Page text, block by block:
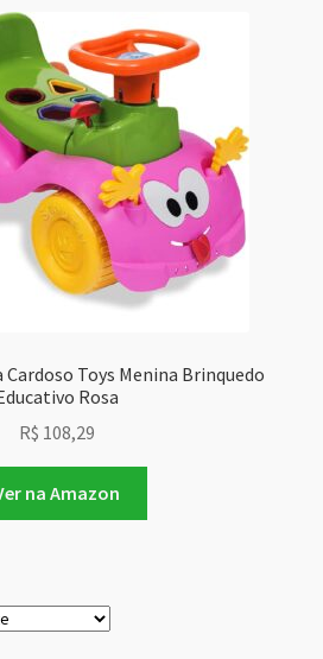
Toys Menina Brinquedo
Rosa
R$ 108,29
na Amazon